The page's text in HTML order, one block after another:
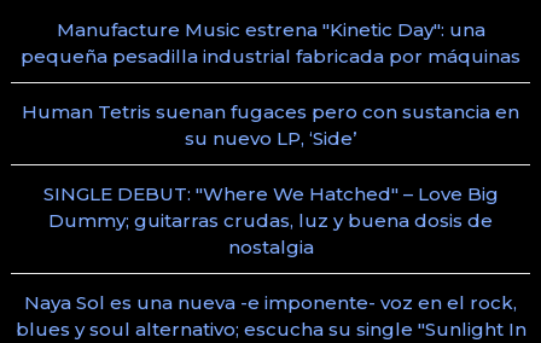
Manufacture Music estrena "Kinetic Day": una
pequeña pesadilla industrial fabricada por máquinas
Human Tetris suenan fugaces pero con sustancia en
su nuevo LP, ‘Side’
SINGLE DEBUT: "Where We Hatched" – Love Big
Dummy; guitarras crudas, luz y buena dosis de
nostalgia
Naya Sol es una nueva -e imponente- voz en el rock,
blues y soul alternativo; escucha su single "Sunlight In